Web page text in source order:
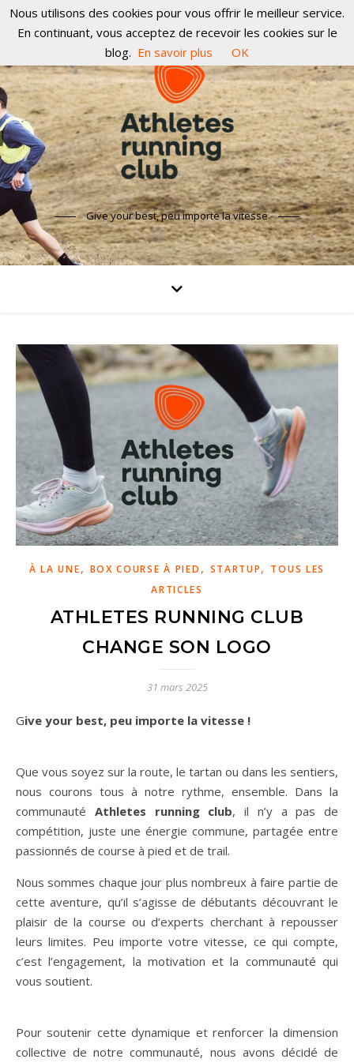
Give your best, peu importe la vitesse
À LA UNE, BOX COURSE À PIED , STARTUP, TOUS LES
ARTICLES
ATHLETES RUNNING CLUB
CHANGE SON LOGO
31 mars 2025
Give your best, peu importe la vitesse !
Que vous soyez sur la route, le tartan ou dans les sentiers,
nous courons tous à notre rythme, ensemble. Dans la
communauté Athletes running club, il n’y a pas de
compétition, juste une énergie commune, partagée entre
passionnés de course à pied et de trail.
Nous sommes chaque jour plus nombreux à faire partie de
cette aventure, qu’il s’agisse de débutants découvrant le
plaisir de la course ou d’experts cherchant à repousser
leurs limites. Peu importe votre vitesse, ce qui compte,
c’est l’engagement, la motivation et la communauté qui
vous soutient.
Pour soutenir cette dynamique et renforcer la dimension
collective de notre communauté, nous avons décidé de
Nous utilisons des cookies pour vous offrir le meilleur service.
En continuant, vous acceptez de recevoir les cookies sur le
blog. En savoir plus OK